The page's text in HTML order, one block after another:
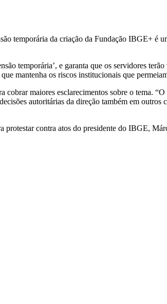
temporária da criação da Fundação IBGE+ é
temporária’, e garanta que os servidores
mantenha os riscos institucionais que
maiores esclarecimentos sobre o tema.
autoritárias da direção também em
contra atos do presidente do IBGE,